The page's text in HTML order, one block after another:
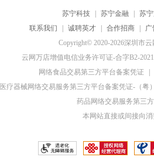
苏宁科技 苏宁金融
苏
联系我们
诚聘英才 合作招商
广
Copyright© 2020-2026深圳市
云网万店增值电信业务许可证-合字B2-
网络食品交易第三方平台备案凭证
医疗器械网络交易服务第三方平台备案凭证-（粤
药品网络交易服务第三
本网站直接或间接向